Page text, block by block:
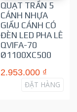
QUẠT TRẦN 5
CÁNH NHỰA
GIẤU CÁNH CÓ
ĐÈN LED PHA LÊ
QVIFA-70
Ø1100XC500
2.953.000 ₫
ĐẶT HÀNG